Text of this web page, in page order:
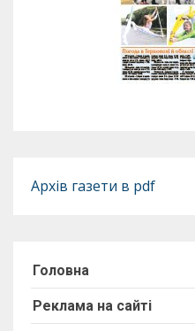
Архів газети в pdf
Головна
Реклама на сайті